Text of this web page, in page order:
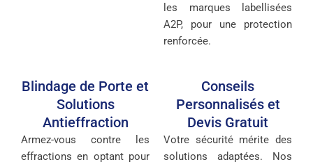
les marques labellisées
A2P, pour une protection
renforcée.
Blindage de Porte et
Solutions
Antieffraction
Armez-vous contre les
effractions en optant pour
Conseils
Personnalisés et
Devis Gratuit
Votre sécurité mérite des
solutions adaptées. Nos